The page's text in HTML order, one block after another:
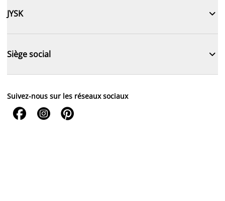
JYSK 
Siège social 
Suivez-nous sur les réseaux sociaux
  